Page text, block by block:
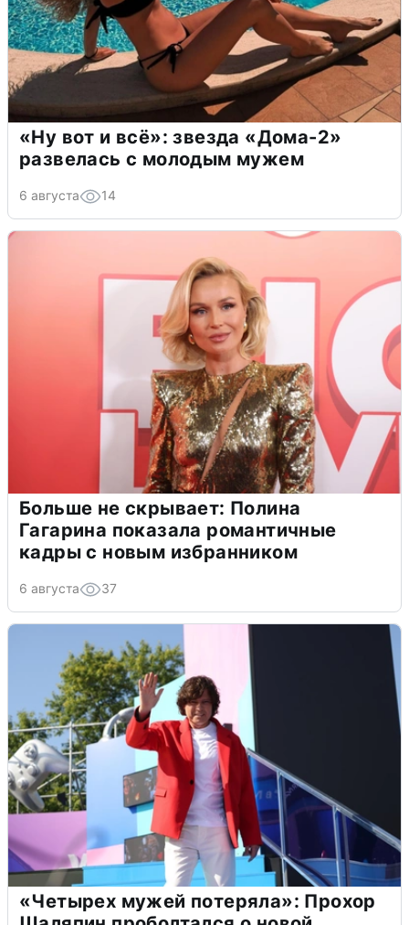
«Ну вот и всё»: звезда «Дома-2»
развелась с молодым мужем
6 августа 14
Больше не скрывает: Полина
Гагарина показала романтичные
кадры с новым избранником
6 августа 37
«Четырех мужей потеряла»: Прохор